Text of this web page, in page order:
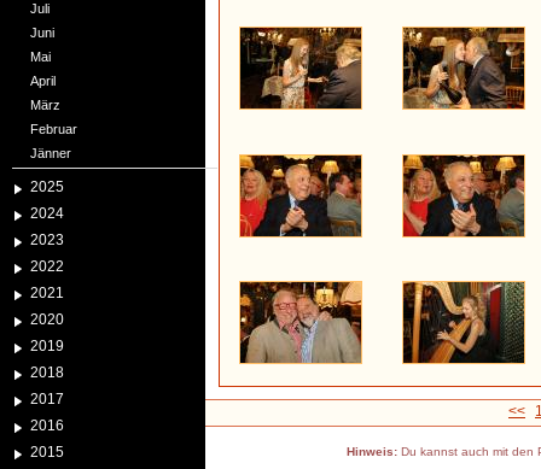
Juli
Juni
Mai
April
März
Februar
Jänner
2025
2024
2023
2022
2021
2020
2019
2018
2017
2016
2015
<<
Hinweis:Du kannst auch mit den